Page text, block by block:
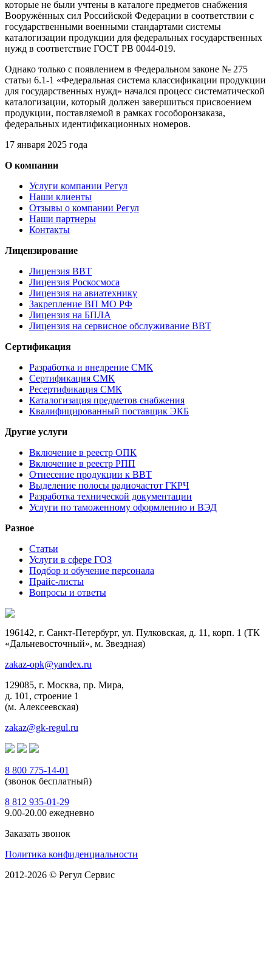
которые не были учтены в каталоге предметов снабжения
Вооружённых сил Российской Федерации в соответствии с
государственными военными стандартами системы
каталогизации продукции для федеральных государственных
нужд в соответствие ГОСТ РВ 0044-019.
Однако только с появлением в Федеральном законе № 275
статьи 6.1-1 «Федеральная система классификации продукции
для государственных нужд» начался процесс систематической
каталогизации, который должен завершиться присвоением
продукции, поставляемой в рамках гособоронзаказа,
федеральных идентификационных номеров.
17 января 2025 года
О компании
Услуги компании Регул
Наши клиенты
Отзывы о компании Регул
Наши партнеры
Контакты
Лицензирование
Лицензия ВВТ
Лицензия Роскосмоса
Лицензия на авиатехнику
Закрепление ВП МО РФ
Лицензия на БПЛА
Лицензия на сервисное обслуживание ВВТ
Сертификация
Разработка и внедрение СМК
Сертификация СМК
Ресертификация СМК
Каталогизация предметов снабжения
Квалифицированный поставщик ЭКБ
Другие услуги
Включение в реестр ОПК
Включение в реестр РПП
Отнесение продукции к ВВТ
Выделение полосы радиочастот ГКРЧ
Разработка технической документации
Услуги по таможенному оформлению и ВЭД
Разное
Статьи
Услуги в сфере ГОЗ
Подбор и обучение персонала
Прайс-листы
Вопросы и ответы
196142, г. Санкт-Петербург, ул. Пулковская, д. 11, корп. 1 (ТК
«Дальневосточный», м. Звездная)
zakaz-opk@yandex.ru
129085, г. Москва, пр. Мира,
д. 101, строение 1
(м. Алексеевская)
zakaz@gk-regul.ru
8 800 775-14-01
(звонок бесплатный)
8 812 935-01-29
9.00-20.00 ежедневно
Заказать звонок
Политика конфиденциальности
2012-2026 © Регул Сервис